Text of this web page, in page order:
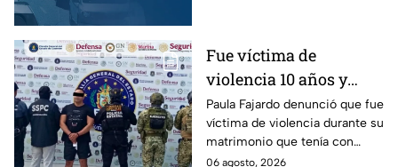
Fue víctima de
violencia 10 años y
hasta ahora detienen al
presunto agresor: el
caso de Paula Fajardo
Paula Fajardo denunció que fue
víctima de violencia durante su
matrimonio que tenía con
Jorge Francisco “N”, quien fue
06 agosto, 2026